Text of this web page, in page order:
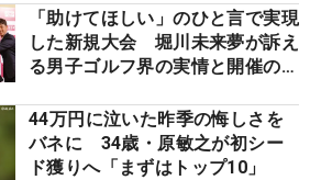
「助けてほしい」のひと言で実現
した新規大会 堀川未来夢が訴え
る男子ゴルフ界の実情と開催の舞
44万円に泣いた昨季の悔しさを
バネに 34歳・原敏之が初シー
ド獲りへ「まずはトップ10」